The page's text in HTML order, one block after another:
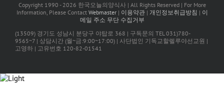
Copyright 1990 - 2026 한국오늘의양식사 | All Rights Reserved | For More
Information, Please Contact Webmaster| 이용약관| 개인정보취급방침 | 이
메일 주소 무단 수집거부
(13509) 경기도 성남시 분당구 야탑로 368 | 구독문의 TEL 031)780-
9565~7 | 상담시간 (월~금:9:00~17:00) | 사단법인 기독교할렐루야선교원 |
고영하 | 고유번호 120-82-01541